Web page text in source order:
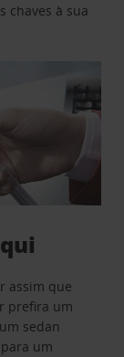
chaves à sua
assim que
prefira um
sedan
um